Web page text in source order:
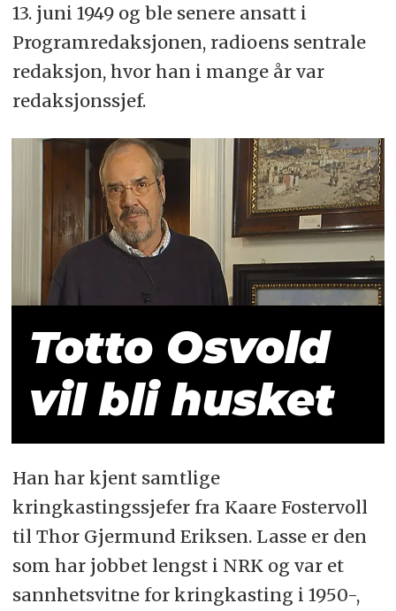
13. juni 1949 og ble senere ansatt i
Programredaksjonen, radioens sentrale
redaksjon, hvor han i mange år var
redaksjonssjef.
Totto Osvold
vil bli husket
Han har kjent samtlige
kringkastingssjefer fra Kaare Fostervoll
til Thor Gjermund Eriksen. Lasse er den
som har jobbet lengst i NRK og var et
sannhetsvitne for kringkasting i 1950-,